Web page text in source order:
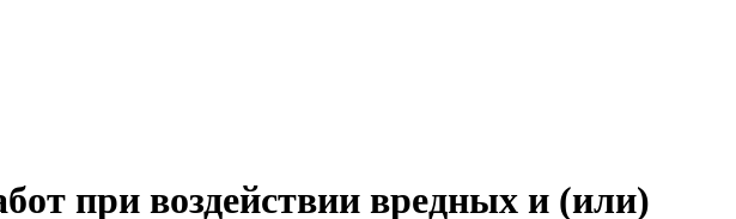
при воздействии вредных и (или)